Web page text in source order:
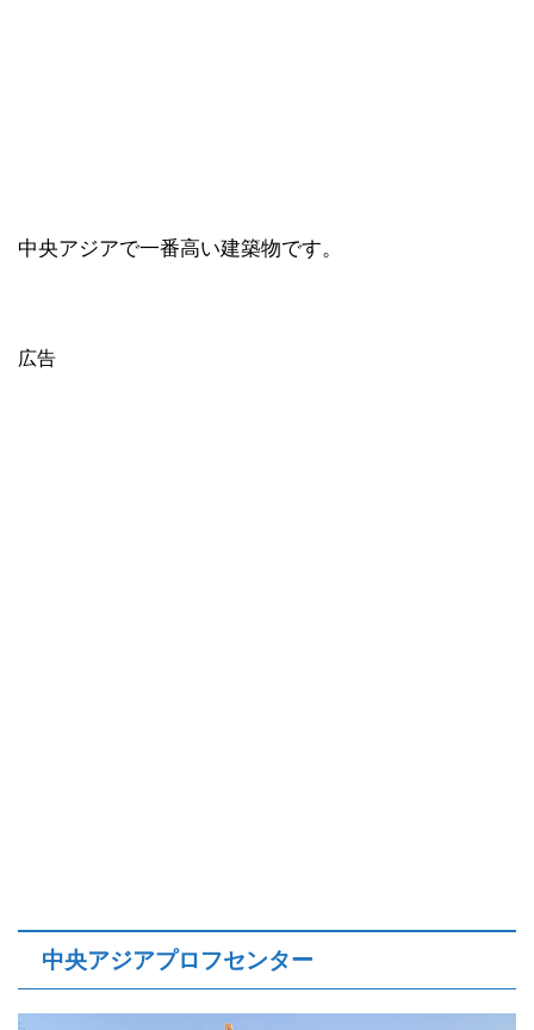
中央アジアで一番高い建築物です。
広告
中央アジアプロフセンター